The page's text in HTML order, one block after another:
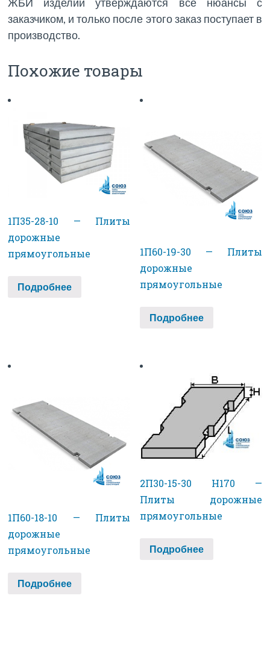
заказчиком, и только после этого заказ поступает в
производство.
Похожие товары
1П35-28-10 — Плиты
дорожные
прямоугольные
Подробнее
1П60-19-30 — Плиты
дорожные
прямоугольные
Подробнее
1П60-18-10 — Плиты
дорожные
прямоугольные
Подробнее
2П30-15-30 H170 —
Плиты дорожные
прямоугольные
Подробнее